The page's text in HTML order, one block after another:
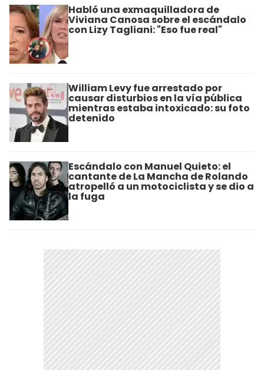
Habló una exmaquilladora de
Viviana Canosa sobre el escándalo
con Lizy Tagliani: "Eso fue real"
William Levy fue arrestado por
causar disturbios en la vía pública
mientras estaba intoxicado: su foto
detenido
Escándalo con Manuel Quieto: el
cantante de La Mancha de Rolando
atropelló a un motociclista y se dio a
la fuga